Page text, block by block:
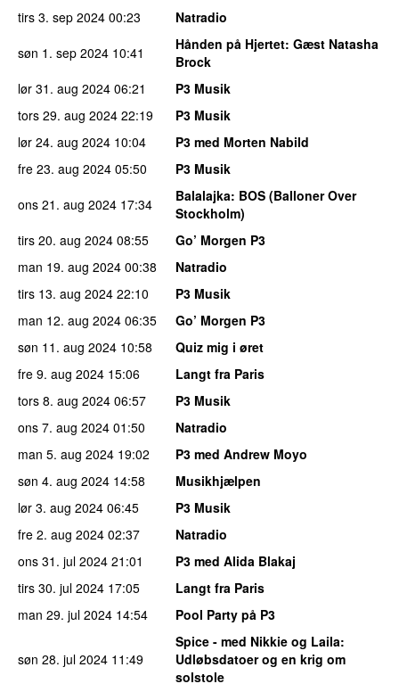
tirs 3. sep 2024 00:23
Natradio
søn 1. sep 2024 10:41 Hånden på Hjertet: Gæst Natasha
Brock
lør 31. aug 2024 06:21
P3 Musik
tors 29. aug 2024 22:19
P3 Musik
lør 24. aug 2024 10:04
P3 med Morten Nabild
fre 23. aug 2024 05:50
P3 Musik
ons 21. aug 2024 17:34 Balalajka: BOS (Balloner Over
Stockholm)
tirs 20. aug 2024 08:55
Go’ Morgen P3
man 19. aug 2024 00:38
Natradio
tirs 13. aug 2024 22:10
P3 Musik
man 12. aug 2024 06:35
Go’ Morgen P3
søn 11. aug 2024 10:58
Quiz mig i øret
fre 9. aug 2024 15:06
Langt fra Paris
tors 8. aug 2024 06:57
P3 Musik
ons 7. aug 2024 01:50
Natradio
man 5. aug 2024 19:02
P3 med Andrew Moyo
søn 4. aug 2024 14:58
Musikhjælpen
lør 3. aug 2024 06:45
P3 Musik
fre 2. aug 2024 02:37
Natradio
ons 31. jul 2024 21:01
P3 med Alida Blakaj
tirs 30. jul 2024 17:05
Langt fra Paris
man 29. jul 2024 14:54 Pool Party på P3
søn 28. jul 2024 11:49
Spice - med Nikkie og Laila:
Udløbsdatoer og en krig om
solstole